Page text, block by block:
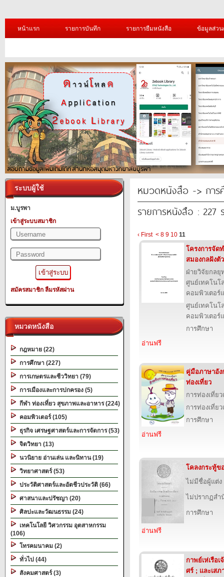
หน้าแรก รายการบันทึก รายการยืมหนังสือ ข้อมูลส่ว
ระบบผู้ใช้
ม.บูรพา
เข้าสู่ระบบสมาชิก
สมัครสมาชิก ลืมรหัสผ่าน
หมวดหนังสือ
กฎหมาย (22)
การศึกษา (227)
การเกษตรและชีววิทยา (79)
การเมืองและการปกครอง (5)
กีฬา ท่องเที่ยว สุขภาพและอาหาร (224)
คอมพิวเตอร์ (105)
ธุรกิจ เศรษฐศาสตร์และการจัดการ (53)
จิตวิทยา (13)
นวนิยาย อ่านเล่น และนิทาน (19)
วิทยาศาสตร์ (53)
ประวัติศาสตร์และอัตชีวประวัติ (66)
ศาสนาและปรัชญา (20)
ศิลปะและวัฒนธรรม (24)
เทคโนโลยี วิศวกรรม อุตสาหกรรม
(106)
โทรคมนาคม (2)
ทั่วไป (44)
สังคมศาสตร์ (3)
หมวดหนังสือ -> การ
รายการหนังสือ : 227
‹ First < 8 9 10 11
โครงการจัด
สมองกลฝังตัว
ฝ่ายวิจัยกล
ศูนย์เทคโนโ
คอมพิวเตอร์
ศูนย์เทคโนโ
คอมพิวเตอร์
การศึกษา
อ่านฟรี
คู่มือภาษาอั
ท่องเที่ยว
การท่องเที่ย
การท่องเที่ย
การศึกษา
อ่านฟรี
โคลงกระทู้ข
ไม่มีชื่อผู้แต่ง
ไม่ปรากฏส
การศึกษา
อ่านฟรี
กาพย์เห่เรือเ
ศร์ ; และเสภ